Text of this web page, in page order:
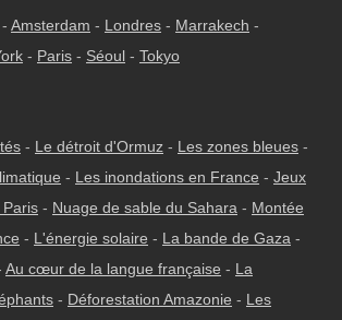
- Amsterdam - Londres - Marrakech -
- Paris - Séoul - Tokyo
- Le détroit d'Ormuz - Les zones bleues -
- Les inondations en France - Jeux
- Nuage de sable du Sahara - Montée
- L'énergie solaire - La bande de Gaza -
Au cœur de la langue française - La
- Déforestation Amazonie - Les